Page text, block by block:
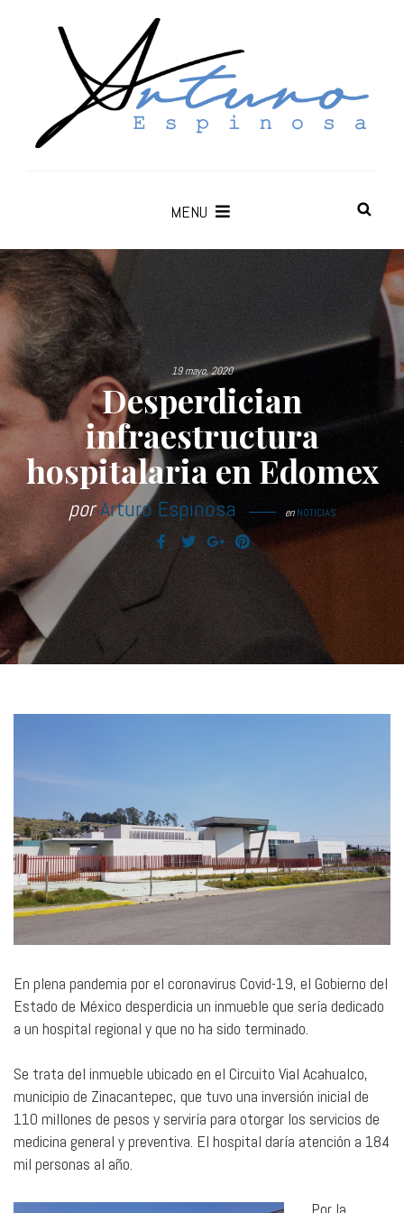
MENU
19 mayo, 2020
Desperdician
infraestructura
hospitalaria en Edomex
porArturo Espinosa enNOTICIAS
En plena pandemia por el coronavirus Covid-19, el Gobierno del
Estado de México desperdicia un inmueble que sería dedicado
a un hospital regional y que no ha sido terminado.
Se trata del inmueble ubicado en el Circuito Vial Acahualco,
municipio de Zinacantepec, que tuvo una inversión inicial de
110 millones de pesos y serviría para otorgar los servicios de
medicina general y preventiva. El hospital daría atención a 184
mil personas al año.